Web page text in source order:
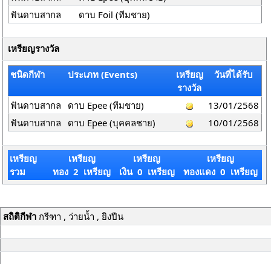
ฟันดาบสากล
ดาบ Foil (ทีมชาย)
เหรียญรางวัล
ชนิดกีฬา ประเภท (Events)
เหรียญ
รางวัล
วันที่ได้รับ
ฟันดาบสากล ดาบ Epee (ทีมชาย)
13/01/2568
ฟันดาบสากล
ดาบ Epee (บุคคลชาย) 10/01/2568
เหรียญ
รวม
เหรียญ
ทอง 2 เหรียญ
เหรียญ
เงิน 0 เหรียญ
เหรียญ
ทองแดง 0 เหรียญ
สถิติกีฬากรีฑา , ว่ายน้ำ , ยิงปืน